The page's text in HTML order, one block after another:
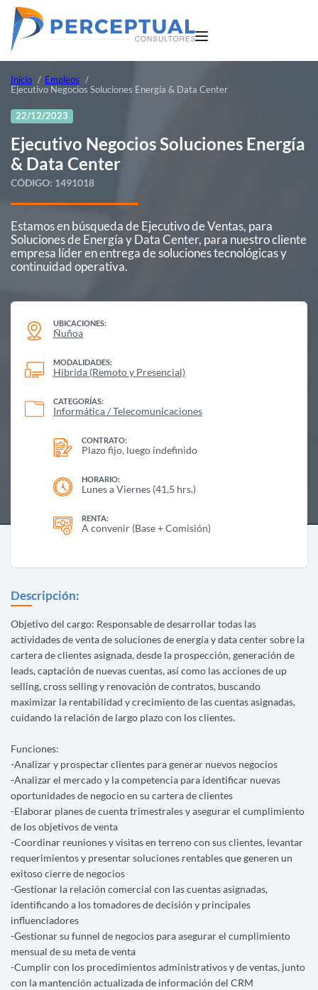
Inicio
Empleos
Ejecutivo Negocios Soluciones Energía & Data Center
22/12/2023
Ejecutivo Negocios Soluciones Energía
& Data Center
CÓDIGO: 1491018
Estamos en búsqueda de Ejecutivo de Ventas, para
Soluciones de Energía y Data Center, para nuestro cliente
empresa líder en entrega de soluciones tecnológicas y
continuidad operativa.
UBICACIONES:
Ñuñoa
MODALIDADES:
Hibrida (Remoto y Presencial)
CATEGORÍAS:
Informática / Telecomunicaciones
CONTRATO:
Plazo fijo, luego indefinido
HORARIO:
Lunes a Viernes (41,5 hrs.)
RENTA:
A convenir (Base + Comisión)
Descripción:
Objetivo del cargo: Responsable de desarrollar todas las
actividades de venta de soluciones de energía y data center sobre la
cartera de clientes asignada, desde la prospección, generación de
leads, captación de nuevas cuentas, así como las acciones de up
selling, cross selling y renovación de contratos, buscando
maximizar la rentabilidad y crecimiento de las cuentas asignadas,
cuidando la relación de largo plazo con los clientes.
Funciones:
-Analizar y prospectar clientes para generar nuevos negocios
-Analizar el mercado y la competencia para identificar nuevas
oportunidades de negocio en su cartera de clientes
-Elaborar planes de cuenta trimestrales y asegurar el cumplimiento
de los objetivos de venta
-Coordinar reuniones y visitas en terreno con sus clientes, levantar
requerimientos y presentar soluciones rentables que generen un
exitoso cierre de negocios
-Gestionar la relación comercial con las cuentas asignadas,
identificando a los tomadores de decisión y principales
influenciadores
-Gestionar su funnel de negocios para asegurar el cumplimiento
mensual de su meta de venta
-Cumplir con los procedimientos administrativos y de ventas, junto
con la mantención actualizada de información del CRM